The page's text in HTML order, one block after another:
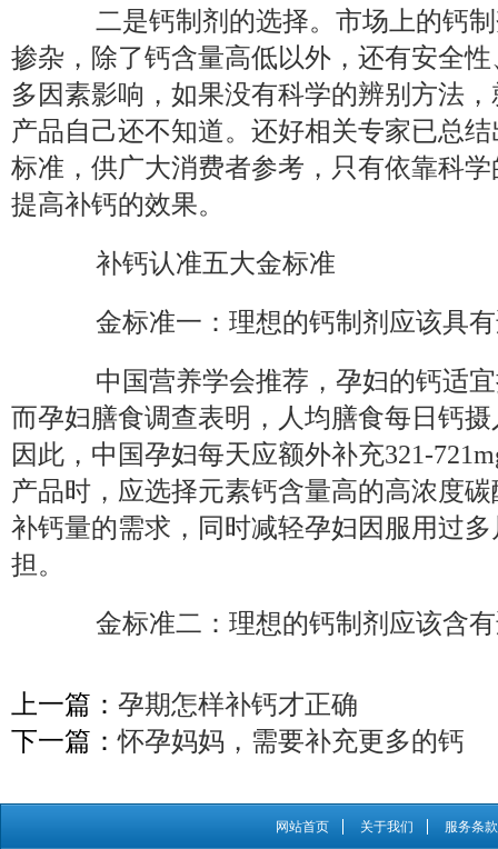
二是钙制剂的选择。市场上的钙制
掺杂，除了钙含量高低以外，还有安全
多因素影响，如果没有科学的辨别方法
产品自己还不知道。还好相关专家已总
标准，供广大消费者参考，只有依靠科
提高补钙的效果。
补钙认准五大金标准
金标准一：理想的钙制剂应该具有
中国营养学会推荐，孕妇的钙适宜
而孕妇膳食调查表明，人均膳食每日钙
因此，中国孕妇每天应额外补充321-
产品时，应选择元素钙含量高的高浓度
补钙量的需求，同时减轻孕妇因服用过
担。
金标准二：理想的钙制剂应该含有
上一篇： 孕期怎样补钙才正确
下一篇：怀孕妈妈，需要补充更多的钙
网站首页 关于我们 服务条款